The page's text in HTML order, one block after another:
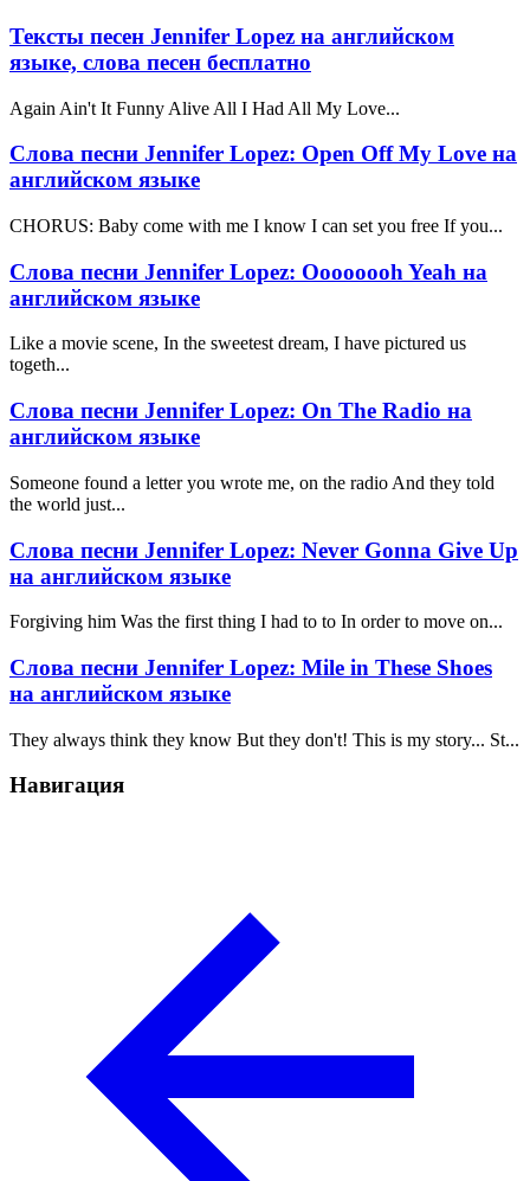
Тексты песен Jennifer Lopez на английском
языке, слова песен бесплатно
Again Ain't It Funny Alive All I Had All My Love...
Слова песни Jennifer Lopez: Open Off My Love на
английском языке
CHORUS: Baby come with me I know I can set you free If you...
Слова песни Jennifer Lopez: Oooooooh Yeah на
английском языке
Like a movie scene, In the sweetest dream, I have pictured us
togeth...
Слова песни Jennifer Lopez: On The Radio на
английском языке
Someone found a letter you wrote me, on the radio And they told
the world just...
Слова песни Jennifer Lopez: Never Gonna Give Up
на английском языке
Forgiving him Was the first thing I had to to In order to move on...
Слова песни Jennifer Lopez: Mile in These Shoes
на английском языке
They always think they know But they don't! This is my story... St...
Навигация